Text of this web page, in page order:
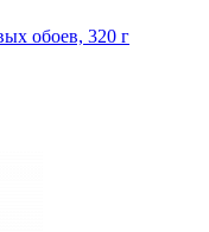
обоев, 320 г